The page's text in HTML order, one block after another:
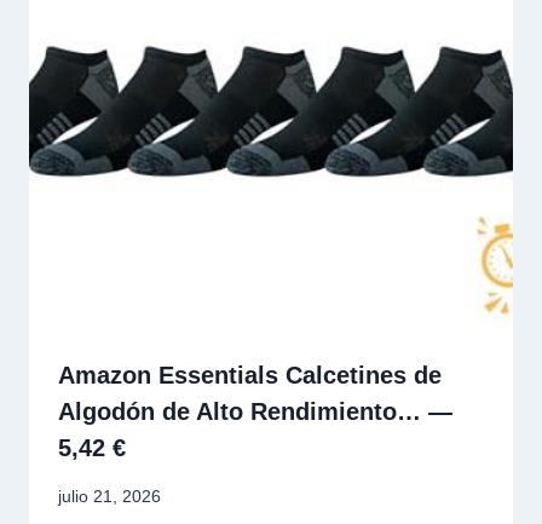
Amazon Essentials Calcetines de
Algodón de Alto Rendimiento… —
5,42 €
julio 21, 2026